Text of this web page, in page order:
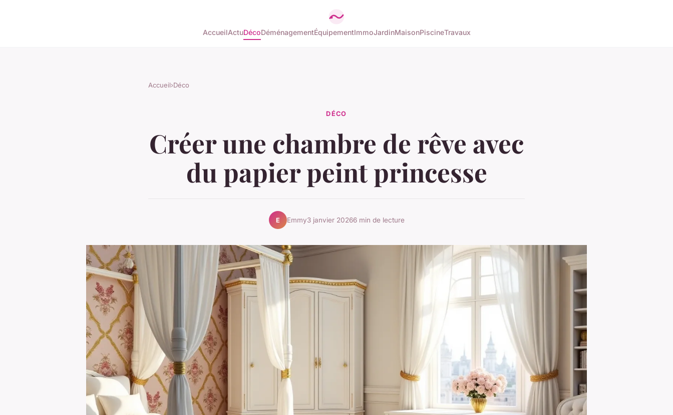
AccueilActuDécoDéménagementÉquipementImmoJardinMaisonPiscineTravaux
Accueil›Déco
DÉCO
Créer une chambre de rêve avec
du papier peint princesse
E Emmy3 janvier 20266 min de lecture